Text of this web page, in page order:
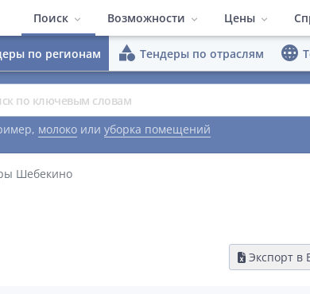
Поиск
Тендеры по регионам Тендеры по
Тендеры по площадкам
Возможности
Быстрый поиск
Конкуренты
Работа в команде
Цены
ПО Система
по регионам category Тендеры по отраслям language
молоко или уборка помещений
Шебекино
Экспорт в